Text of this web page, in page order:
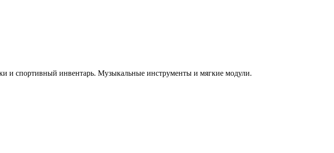
и спортивный инвентарь. Музыкальные инструменты и мягкие модули.